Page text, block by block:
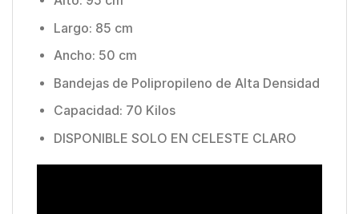
Largo: 85 cm
Ancho: 50 cm
Bandejas de Polipropileno de Alta Densidad
Capacidad: 70 Kilos
DISPONIBLE SOLO EN CELESTE CLARO